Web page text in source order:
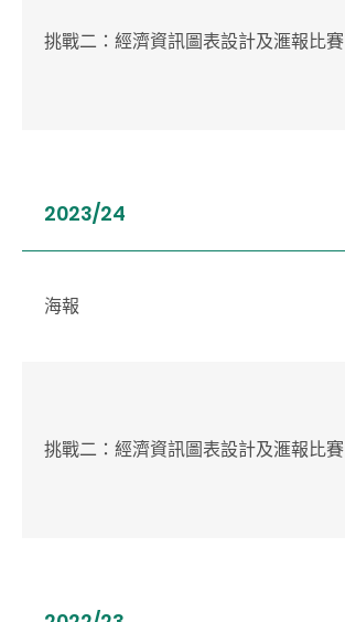
挑戰二：經濟資訊圖表設計及滙報比賽
2023/24
海報
挑戰二：經濟資訊圖表設計及滙報比賽